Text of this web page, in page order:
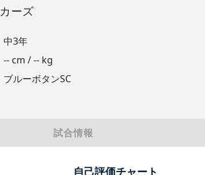
ーズ
中3年
-- cm / -- kg
ブルーボタンSC
試合情報
自己評価チャート